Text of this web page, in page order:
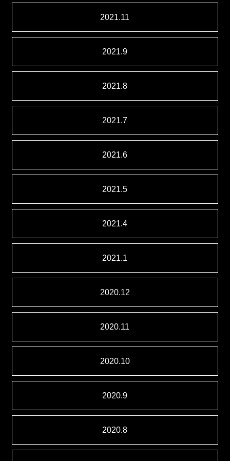
2021.11
2021.9
2021.8
2021.7
2021.6
2021.5
2021.4
2021.1
2020.12
2020.11
2020.10
2020.9
2020.8